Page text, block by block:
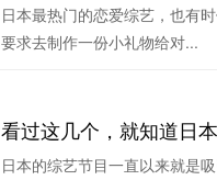
日本最热门的恋爱综艺，也有
要求去制作一份小礼物给对...
日本的综艺节目一直以来就是